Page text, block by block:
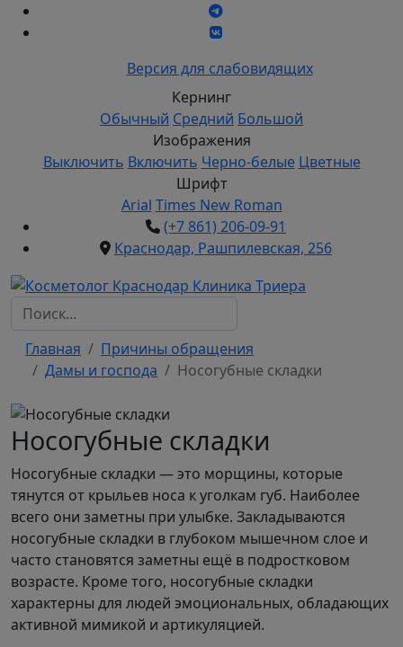
Версия для слабовидящих
Кернинг
Обычный Средний Большой
Изображения
Выключить Включить Черно-белые Цветные
Шрифт
Arial Times New Roman
(+7 861) 206-09-91
Краснодар, Рашпилевская, 256
Поиск...
Главная
Причины обращения
Дамы и господа
Носогубные складки
Носогубные складки
Носогубные складки — это морщины, которые
тянутся от крыльев носа к уголкам губ. Наиболее
всего они заметны при улыбке. Закладываются
носогубные складки в глубоком мышечном слое и
часто становятся заметны ещё в подростковом
возрасте. Кроме того, носогубные складки
характерны для людей эмоциональных, обладающих
активной мимикой и артикуляцией.